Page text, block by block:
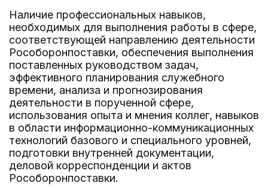
Наличие профессиональных навыков,
необходимых для выполнения работы в сфере,
соответствующей направлению деятельности
Рособоронпоставки, обеспечения выполнения
поставленных руководством задач,
эффективного планирования служебного
времени, анализа и прогнозирования
деятельности в порученной сфере,
использования опыта и мнения коллег, навыков
в области информационно-коммуникационных
технологий базового и специального уровней,
подготовки внутренней документации,
деловой корреспонденции и актов
Рособоронпоставки.